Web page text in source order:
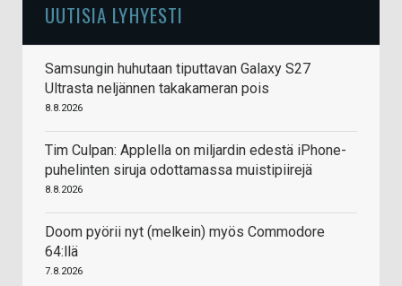
UUTISIA LYHYESTI
Samsungin huhutaan tiputtavan Galaxy S27
Ultrasta neljännen takakameran pois
8.8.2026
Tim Culpan: Applella on miljardin edestä iPhone-
puhelinten siruja odottamassa muistipiirejä
8.8.2026
Doom pyörii nyt (melkein) myös Commodore
64:llä
7.8.2026